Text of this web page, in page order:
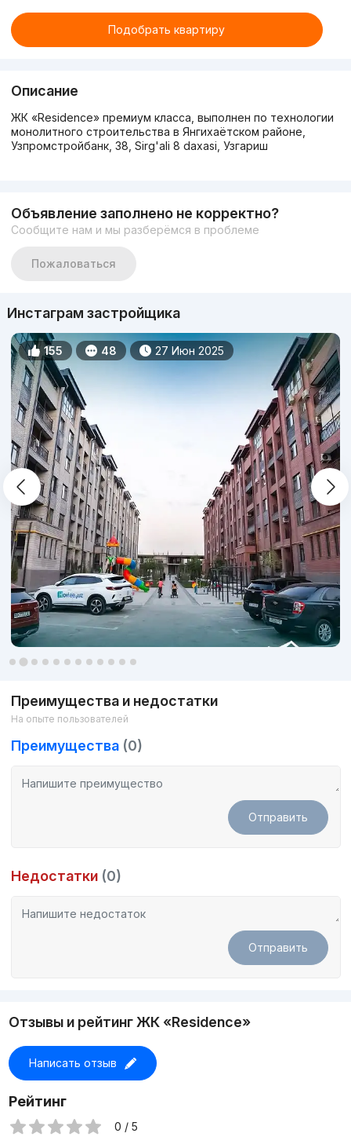
Подобрать квартиру
Описание
ЖК «Residence» премиум класса, выполнен по технологии
монолитного строительства в Янгихаётском районе,
Узпромстройбанк, 38, Sirg'ali 8 daxasi, Узгариш
Объявление заполнено не корректно?
Сообщите нам и мы разберёмся в проблеме
Пожаловаться
Инстаграм застройщика
155 48 27 Июн 2025
Преимущества и недостатки
На опыте пользователей
Преимущества (0)
Отправить
Недостатки (0)
Отправить
Отзывы и рейтинг ЖК «Residence»
Написать отзыв
Рейтинг
0 / 5